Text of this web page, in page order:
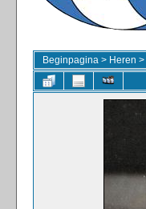
Beginpagina > Heren >